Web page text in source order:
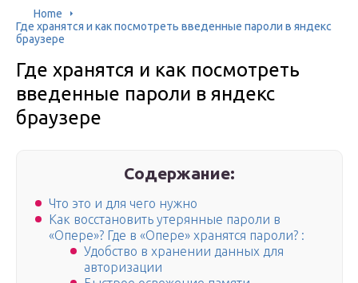
Home
Где хранятся и как посмотреть введенные пароли в яндекс
браузере
Где хранятся и как посмотреть
введенные пароли в яндекс
браузере
Содержание:
Что это и для чего нужно
Как восстановить утерянные пароли в
«Опере»? Где в «Опере» хранятся пароли? :
Удобство в хранении данных для
авторизации